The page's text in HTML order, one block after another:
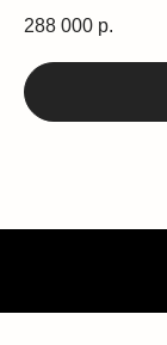
288 000 р.